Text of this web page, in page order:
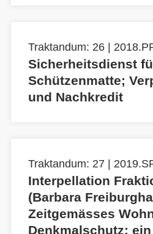
Traktandum: 26 |
Sicherheitsdienst
Schützenmatte;
und Nachkredit
Traktandum: 27 |
Interpellation
(Barbara
Zeitgemässes
Denkmalschutz: